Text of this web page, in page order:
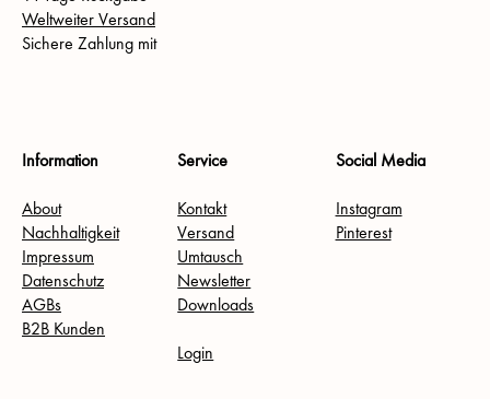
Social Media
Instagram
Pinterest
Service
Kontakt
Versand
Umtausch
Newsletter
Downloads
Login
Information
About
Nachhaltigkeit
Impressum
Datenschutz
AGBs
B2B Kunden
Weltweiter Versand
Sichere Zahlung mit